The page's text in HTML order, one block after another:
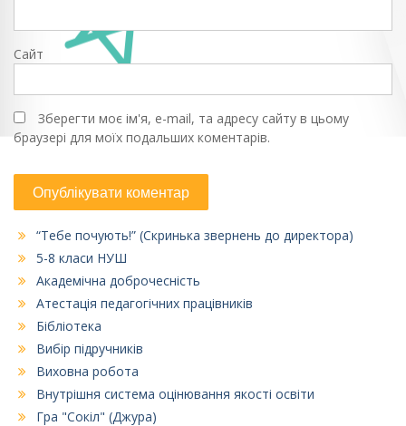
Сайт
Зберегти моє ім'я, e-mail, та адресу сайту в цьому
браузері для моїх подальших коментарів.
“Тебе почують!” (Скринька звернень до директора)
5-8 класи НУШ
Академічна доброчесність
Атестація педагогічних працівників
Бібліотека
Вибір підручників
Виховна робота
Внутрішня система оцінювання якості освіти
Гра "Сокіл" (Джура)